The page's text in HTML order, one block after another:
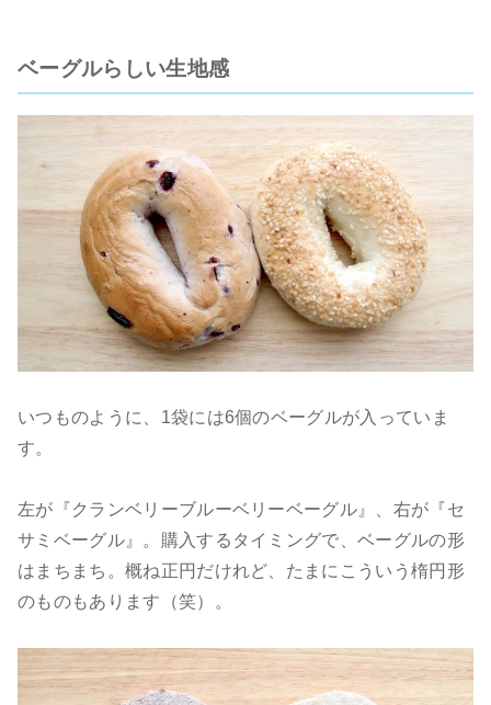
ベーグルらしい生地感
いつものように、1袋には6個のベーグルが入っていま
す。
左が『クランベリーブルーベリーベーグル』、右が『セ
サミベーグル』。購入するタイミングで、ベーグルの形
はまちまち。概ね正円だけれど、たまにこういう楕円形
のものもあります（笑）。